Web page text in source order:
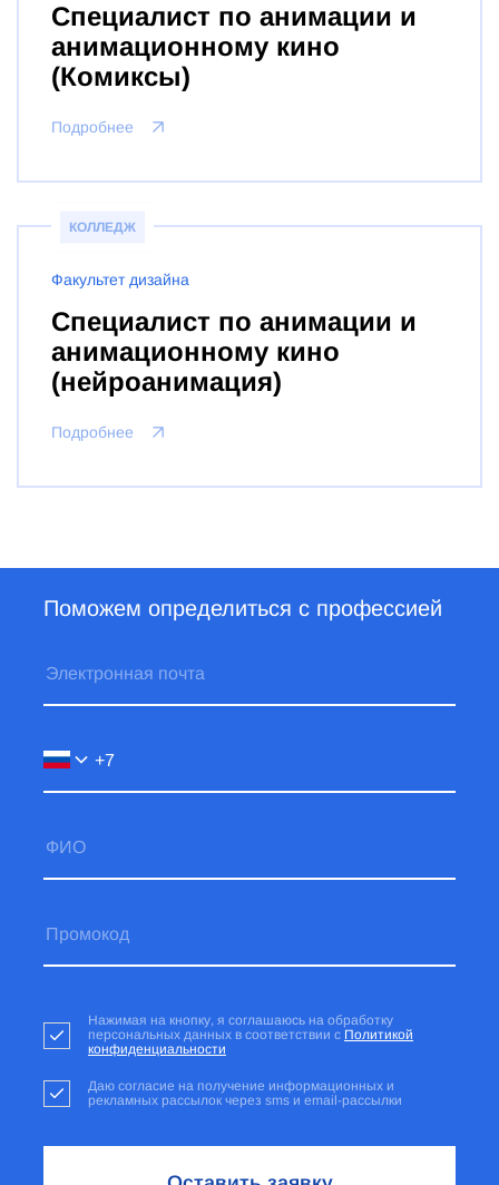
Специалист по анимации и
анимационному кино
(Комиксы)
Подробнее
КОЛЛЕДЖ
Факультет дизайна
Специалист по анимации и
анимационному кино
(нейроанимация)
Подробнее
Поможем определиться с профессией
Нажимая на кнопку, я соглашаюсь на обработку
персональных данных в соответствии с Политикой
конфиденциальности
Даю согласие на получение информационных и
рекламных рассылок через sms и email-рассылки